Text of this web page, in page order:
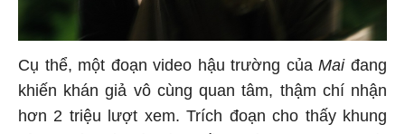
Cụ thể, một đoạn video hậu trường củaMai đang
khiến khán giả vô cùng quan tâm, thậm chí nhận
hơn 2 triệu lượt xem. Trích đoạn cho thấy khung